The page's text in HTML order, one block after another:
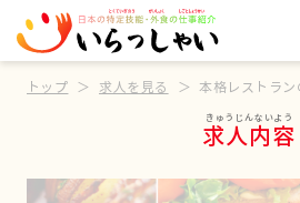
トップ 求人を見る 本格レストラン
求人内容